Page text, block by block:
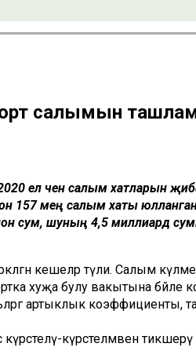
салымын
ел өчен салым хатларын
157 мең салым хаты
сум, шуның 4,5 миллиард
кешеләр түли. Салым
хуҗа булу вакытына бәйле
артыклык коэффициенты,
күрсәтелмәвен